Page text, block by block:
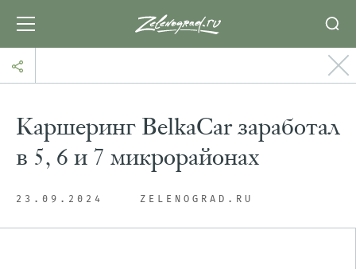
Каршеринг BelkaCar заработал
в 5, 6 и 7 микрорайонах
23.09.2024 ZELENOGRAD.RU